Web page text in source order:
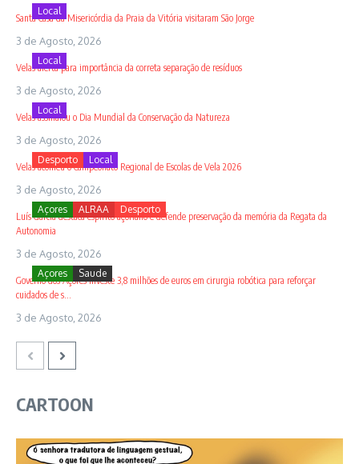
Local
Santa Casa da Misericórdia da Praia da Vitória visitaram São Jorge
3 de Agosto, 2026
Local
Velas alerta para importância da correta separação de resíduos
3 de Agosto, 2026
Local
Velas assinalou o Dia Mundial da Conservação da Natureza
3 de Agosto, 2026
Desporto Local
Velas acolheu o Campeonato Regional de Escolas de Vela 2026
3 de Agosto, 2026
Açores ALRAA Desporto
Luís Garcia destaca espírito açoriano e defende preservação da memória da Regata da
Autonomia
3 de Agosto, 2026
Açores Saude
Governo dos Açores investe 3,8 milhões de euros em cirurgia robótica para reforçar
cuidados de s...
3 de Agosto, 2026
CARTOON